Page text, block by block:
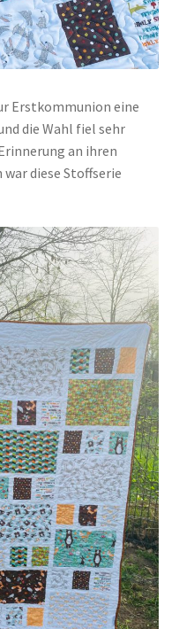
Erstkommunion eine
die Wahl fiel sehr
an ihren
diese Stoffserie